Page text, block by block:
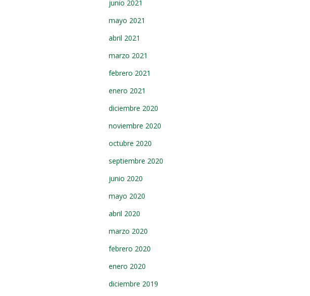
junio 2021
mayo 2021
abril 2021
marzo 2021
febrero 2021
enero 2021
diciembre 2020
noviembre 2020
octubre 2020
septiembre 2020
junio 2020
mayo 2020
abril 2020
marzo 2020
febrero 2020
enero 2020
diciembre 2019